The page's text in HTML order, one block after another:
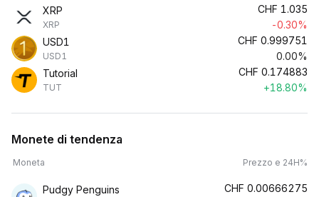
XRP
XRP
CHF 1.035
-0.30%
USD1
USD1
CHF 0.999751
0.00%
Tutorial
TUT
CHF 0.174883
+18.80%
Monete di tendenza
Moneta Prezzo e 24H%
Pudgy Penguins CHF 0.00666275